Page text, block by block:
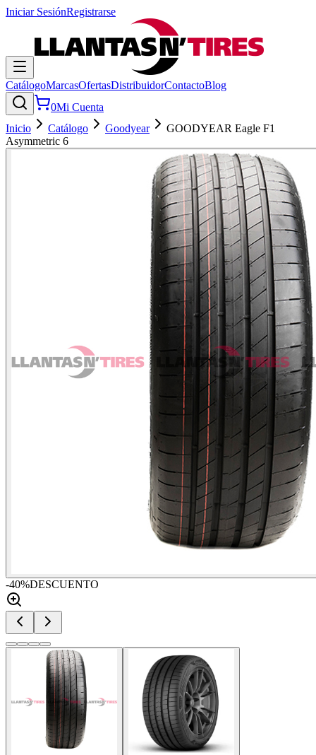
Iniciar SesiónRegistrarse
CatálogoMarcasOfertasDistribuidorContactoBlog
0Mi Cuenta
Inicio
Catálogo Goodyear
GOODYEAR Eagle F1
Asymmetric 6
-40%DESCUENTO